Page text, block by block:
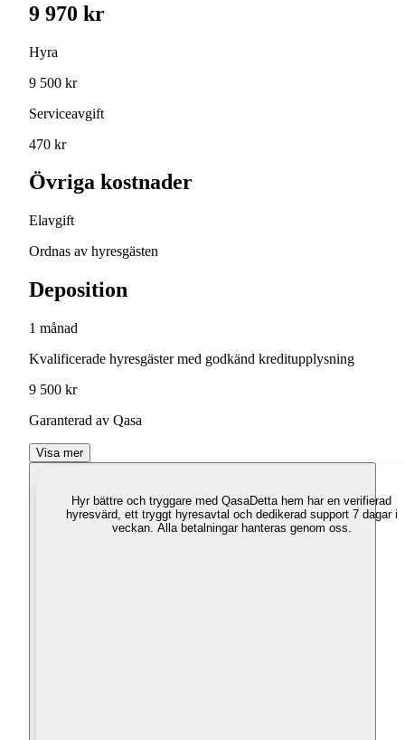
9 970 kr
Hyra
9 500 kr
Serviceavgift
470 kr
Övriga kostnader
Elavgift
Ordnas av hyresgästen
Deposition
1 månad
Kvalificerade hyresgäster med godkänd kreditupplysning
9 500 kr
Garanterad av Qasa
Visa mer
Hyr bättre och tryggare med QasaDetta hem har en verifierad
hyresvärd, ett tryggt hyresavtal och dedikerad support 7 dagar i
veckan. Alla betalningar hanteras genom oss.